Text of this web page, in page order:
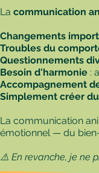
La communication
Changements
Troubles du
Questionnements
Besoin d'harmonie :
Accompagnement
Simplement créer
La communication
émotionnel — du
⚠️ En revanche, je ne